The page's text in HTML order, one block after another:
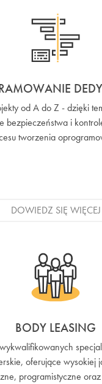
od A do Z - dzięki
bezpieczeństwa i
tworzenia
DOWIEDZ SIĘ WIĘCEJ
BODY LEASING
oferujące wysokiej
programistyczne oraz